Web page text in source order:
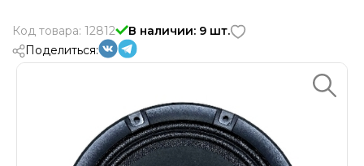
Код товара: 12812
В наличии: 9 шт.
Поделиться: